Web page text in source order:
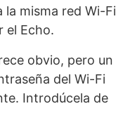
misma red Wi-Fi
el Echo.
obvio, pero un
del Wi-Fi
Introdúcela de